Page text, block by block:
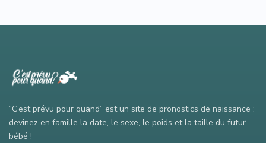
“C’est prévu pour quand” est un site de pronostics de naissance :
devinez en famille la date, le sexe, le poids et la taille du futur
bébé !